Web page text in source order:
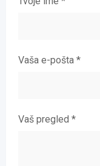
Vaša e-pošta *
Vaš pregled *